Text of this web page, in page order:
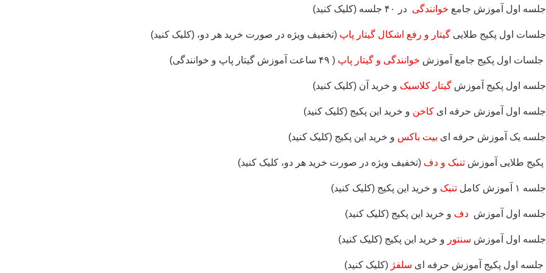
جلسه اول آموزش جامع خوانندگی در ۴۰ جلسه (کلیک کنید)
جلسات اول پکیج طلایی گیتار و رفع اشکال گیتار پاپ (تخفیف ویژه در صورت خرید هر دو، (کلیک کنید)
جلسات اول پکیج جامع آموزش خوانندگی و گیتار پاپ ( ۴۹ ساعت آموزش گیتار پاپ و خوانندگی)
جلسه اول پکیج آموزش گیتار کلاسیک و خرید آن (کلیک کنید)
جلسه اول آموزش حرفه ای کاخن و خرید این پکیج (کلیک کنید)
جلسه یک آموزش حرفه ای بیت باکس و خرید این پکیج (کلیک کنید)
پکیج طلایی آموزش تنبک و دف (تخفیف ویژه در صورت خرید هر دو، کلیک کنید)
جلسه ۱ آموزش کامل تنبک و خرید این پکیج (کلیک کنید)
جلسه اول آموزش دف و خرید این پکیج (کلیک کنید)
جلسه اول آموزش سنتور و خرید این پکیج (کلیک کنید)
جلسه اول پکیج آموزش حرفه ای سلفژ (کلیک کنید)